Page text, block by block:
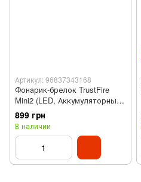
Артикул: 96837343168
Фонарик-брелок TrustFire
Mini2 (LED, Аккумуляторный,
Алюминиевый, Черный)
899 грн
В наличии